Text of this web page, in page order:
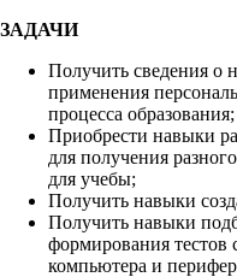
ЗАДАЧИ
Получить сведения о
применения
процесса образования;
Приобрести навыки
для получения
для учебы;
Получить навыки
Получить навыки
формирования тестов
компьютера и